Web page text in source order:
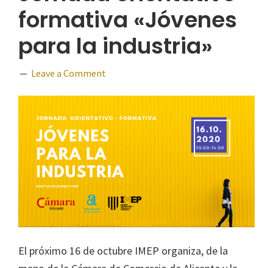
formativa «Jóvenes
para la industria»
Leave a Comment
El próximo 16 de octubre IMEP organiza, de la